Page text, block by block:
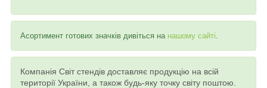
Асортимент готових значків дивіться на нашому сайті
Компанія Світ стендів доставляє продукцію на всій
території України, а також будь-яку точку світу поштою.